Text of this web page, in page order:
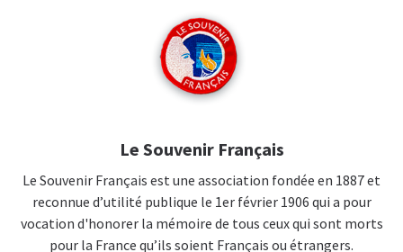
Le Souvenir Français
Le Souvenir Français est une association fondée en 1887 et
reconnue d’utilité publique le 1er février 1906 qui a pour
vocation d'honorer la mémoire de tous ceux qui sont morts
pour la France qu’ils soient Français ou étrangers.